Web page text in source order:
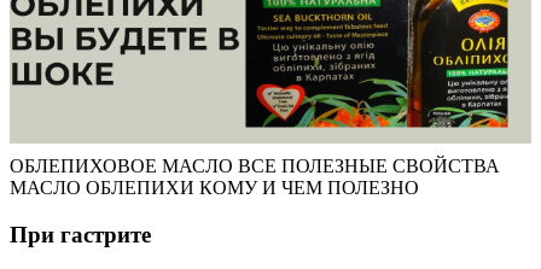
ОБЛЕПИХОВОЕ МАСЛО ВСЕ ПОЛЕЗНЫЕ СВОЙСТВА
МАСЛО ОБЛЕПИХИ КОМУ И ЧЕМ ПОЛЕЗНО
При гастрите